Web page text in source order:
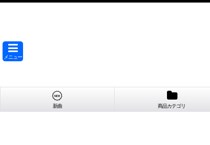
メニュー
新曲 商品カテゴリ